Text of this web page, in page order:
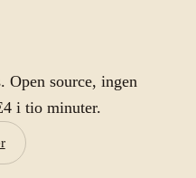
Open source, ingen
i tio minuter.